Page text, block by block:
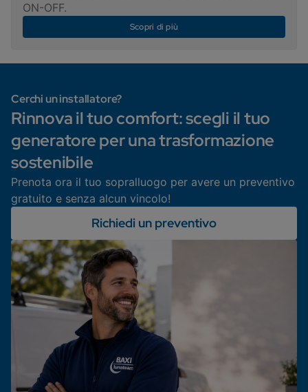
ON-OFF.
Scopri di più
Cerchi un installatore?
Rinnova il tuo comfort: scegli il tuo
generatore per una trasformazione
sostenibile
Prenota ora il tuo sopralluogo per avere un preventivo
gratuito e senza alcun vincolo!
Richiedi un preventivo